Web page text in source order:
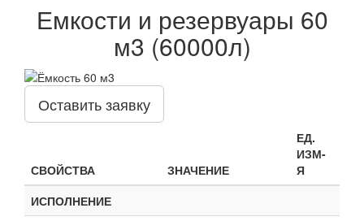
Емкости и резервуары 60
м3 (60000л)
Оставить заявку
СВОЙСТВА ЗНАЧЕНИЕ
ЕД.
ИЗМ-
Я
ИСПОЛНЕНИЕ